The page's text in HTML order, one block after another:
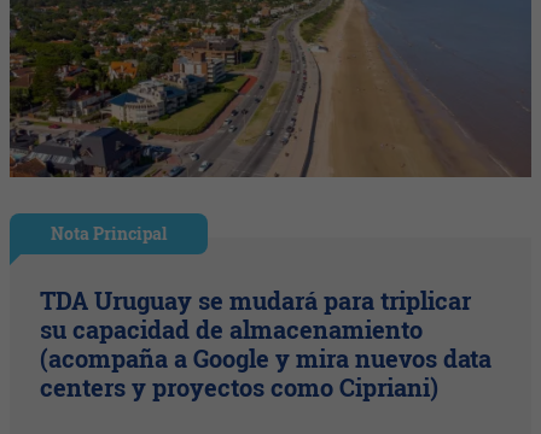
Nota Principal
TDA Uruguay se mudará para triplicar
su capacidad de almacenamiento
(acompaña a Google y mira nuevos data
centers y proyectos como Cipriani)